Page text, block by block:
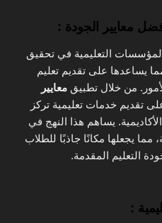
معايير الجودة :
التعليمية في تحقيق
يساعدها على تقديم تعليم
من خلال تطبيق معايير
تقديم خدمات تعليمية تركز
يساهم هذا النهج في
يجعلها مكانًا جاذبًا للطلاب
التعليم المقدمة.
: